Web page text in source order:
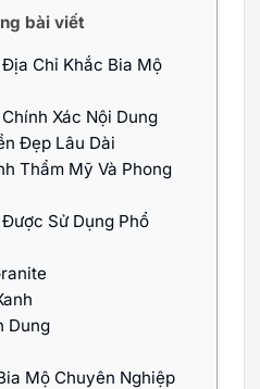
bài viết
Chỉ Khắc Bia Mộ
Xác Nội Dung
Đẹp Lâu Dài
Thẩm Mỹ Và Phong
Sử Dụng Phổ
Dung
Mộ Chuyên Nghiệp